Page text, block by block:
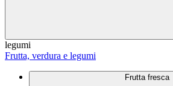
legumi
Frutta, verdura e legumi
Frutta fresca